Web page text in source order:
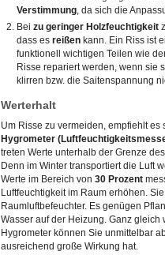
Verstimmung, da sich die
Bei zu geringer Holzfeuchtigkeit
dass es reißen kann. Ein Riss ist
funktionell wichtigen Teilen wie
Risse repariert werden, wenn sie
klirren bzw. die Saitenspannung
Werterhalt
Um Risse zu vermeiden, empfiehlt
Hygrometer
treten Werte unterhalb der Grenze
Denn im Winter transportiert die Luft
Werte im Bereich von 30 Prozent
Luftfeuchtigkeit im Raum erhöhen.
Raumluftbefeuchter. Es genügen
Wasser auf der Heizung. Ganz
Hygrometer können Sie unmittelbar
ausreichend große Wirkung hat.